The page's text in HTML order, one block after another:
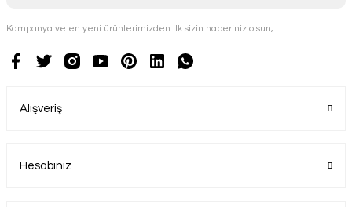
Kampanya ve en yeni ürünlerimizden ilk sizin haberiniz olsun,
Alışveriş
Hesabınız